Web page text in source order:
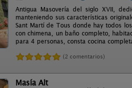
Antigua Masovería del siglo XVII,
manteniendo sus características
Sant Martí de Tous donde hay todos
con chimena, un baño completo,
para 4 personas, consta cocina
(2 comentarios)
Masía Alt